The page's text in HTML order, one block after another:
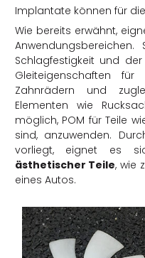
Implantate können für
Wie bereits erwähnt,
Schlagfestigkeit und
Gleiteigenschaften
Zahnrädern und
Elementen wie
möglich, POM für Teile
sind, anzuwenden.
vorliegt, eignet es
ästhetischer Teile, wie
eines Autos.